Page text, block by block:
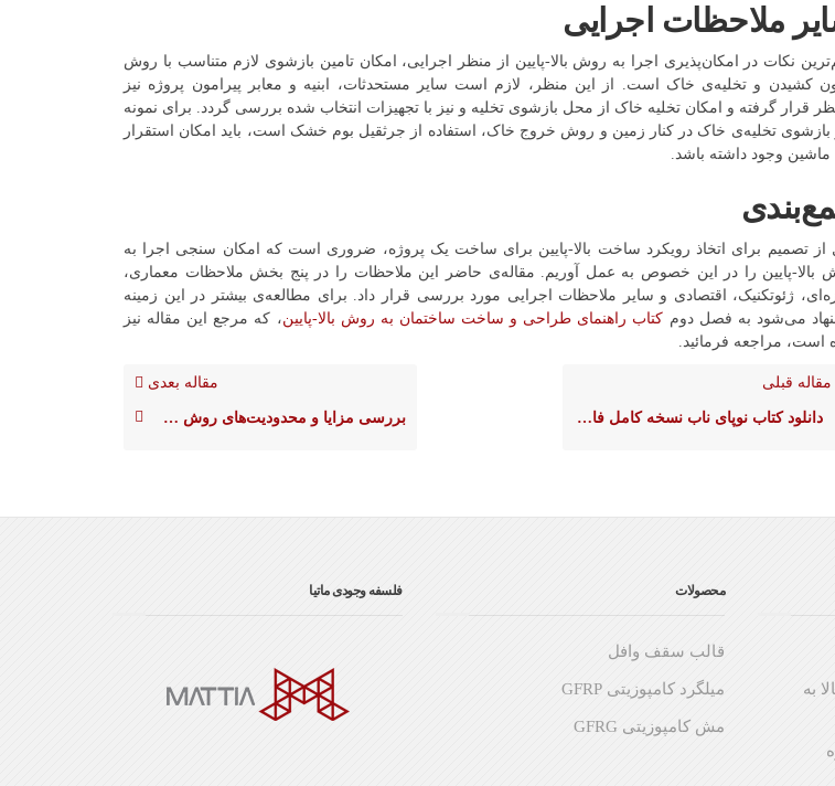
ملاحظات اجرایی
نکات در امکان‌پذیری اجرا به روش بالا-پایین از منظر اجرایی، امکان تامین بازشوی لازم متناسب با روش
کشیدن و تخلیه‌ی خاک است. از این منظر، لازم است سایر مستحدثات، ابنیه و معابر پیرامون پروژه نیز
قرار گرفته و امکان تخلیه خاک از محل بازشوی تخلیه و نیز با تجهیزات انتخاب شده بررسی گردد. برای نمونه
بازشوی تخلیه‌ی خاک در کنار زمین و روش خروج خاک، استفاده از جرثقیل بوم خشک است، باید امکان استقرار
ماشین وجود داشته باشد.
از تصمیم برای اتخاذ رویکرد ساخت بالا-پایین برای ساخت یک پروژه، ضروری است که امکان‌ سنجی اجرا به
بالا-پایین را در این خصوص به عمل آوریم. مقاله‌ی حاضر این ملاحظات را در پنج بخش ملاحظات معماری،
ژئوتکنیک، اقتصادی و سایر ملاحظات اجرایی مورد بررسی قرار داد. برای مطالعه‌ی بیشتر در این زمینه
می‌شود به فصل دوم کتاب راهنمای طراحی و ساخت ساختمان به روش بالا-پایین، که مرجع این مقاله نیز
است، مراجعه فرمائید.
مقاله قبلی
دانلود کتاب نوپای ناب نسخه کامل فارسی – The Lean Start up
مقاله بعدی
بررسی مزایا و محدودیت‌های روش ساخت بالا-پایین
فلسفه وجودی ماتیا محصولات
قالب سقف وافل
میلگرد کامپوزیتی GFRP
مش کامپوزیتی GFRG
به